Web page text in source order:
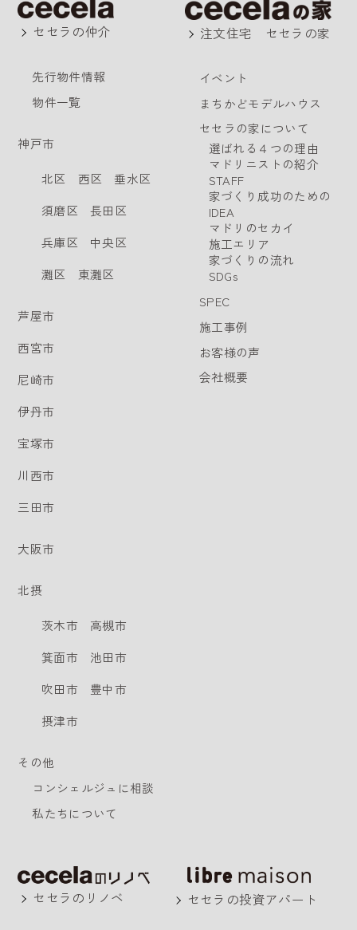
セセラの仲介
先行物件情報
物件一覧
神戸市
北区 西区
垂水区
須磨区
長田区
兵庫区
中央区
灘区
東灘区
芦屋市
西宮市
尼崎市
伊丹市
宝塚市
川西市
三田市
大阪市
北摂
茨木市
高槻市
箕面市
池田市
吹田市
豊中市
摂津市
その他
コンシェルジュに相談
私たちについて
注文住宅 セセラの家
イベント
まちかどモデルハウス
セセラの家について
選ばれる４つの理由
マドリニストの紹介
STAFF
家づくり成功のための
IDEA
マドリのセカイ
施工エリア
家づくりの流れ
SDGs
SPEC
施工事例
お客様の声
会社概要
セセラのリノベ セセラの投資アパート